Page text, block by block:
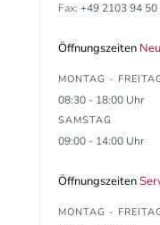
Fax: +49 2103 94 50
Öffnungszeiten
MONTAG -
08:30 - 18:00 Uhr
SAMSTAG
09:00 - 14:00 Uhr
Öffnungszeiten
MONTAG -